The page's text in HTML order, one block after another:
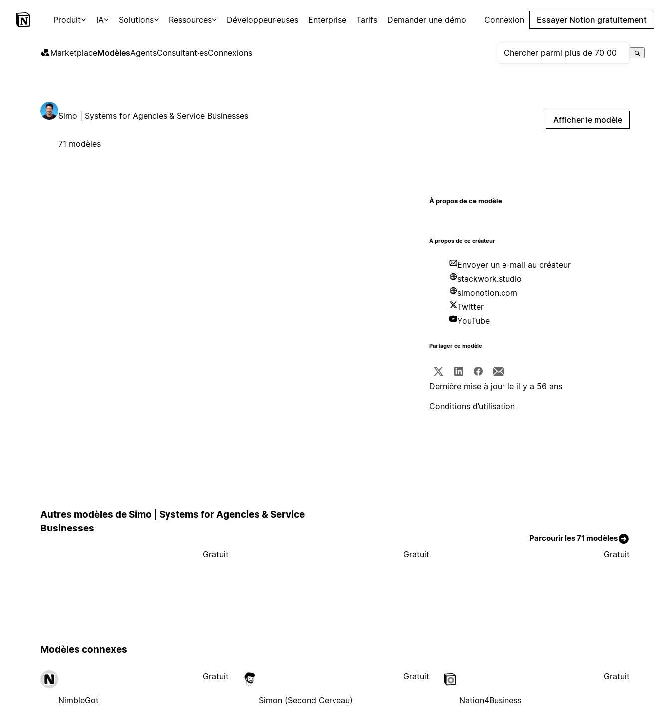
Produit IA Solutions Ressources Développeur·euses Enterprise Tarifs Demander une démo Connexion Essayer Notion gratuitement
MarketplaceModèlesAgentsConsultant·esConnexions
Simo | Systems for Agencies & Service Businesses
71 modèles
Afficher le modèle
À propos de ce modèle
À propos de ce créateur
Envoyer un e-mail au créateur
stackwork.studio
simonotion.com
Twitter
YouTube
Partager ce modèle
Dernière mise à jour le il y a 56 ans
Conditions d’utilisation
Autres modèles de Simo | Systems for Agencies & Service
Businesses
Parcourir les 71 modèles
Gratuit Gratuit Gratuit
Modèles connexes
NimbleGot
Gratuit
Simon (Second Cerveau)
Gratuit
Nation4Business
Gratuit